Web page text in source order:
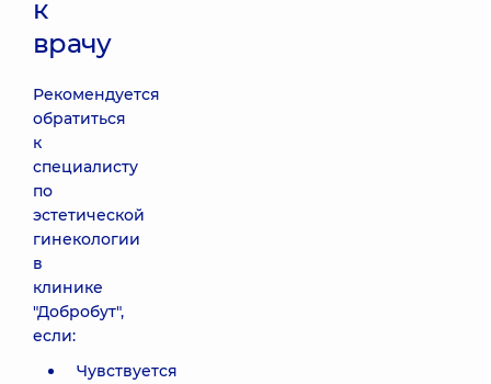
к
врачу
Рекомендуется
обратиться
к
специалисту
по
эстетической
гинекологии
в
клинике
"Добробут",
если:
Чувствуется